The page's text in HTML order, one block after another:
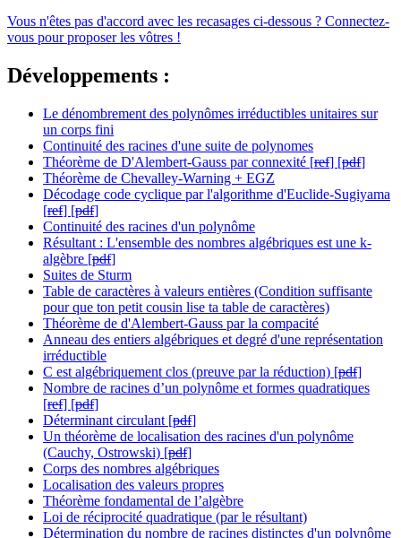
Vous n'êtes pas d'accord avec les recasages ci-dessous ? Connectez-
vous pour proposer les vôtres !
Développements :
Le dénombrement des polynômes irréductibles unitaires sur
un corps fini
Continuité des racines d'une suite de polynomes
Théorème de D'Alembert-Gauss par connexité [ref] [pdf]
Théorème de Chevalley-Warning + EGZ
Décodage code cyclique par l'algorithme d'Euclide-Sugiyama
[ref] [pdf]
Continuité des racines d'un polynôme
Résultant : L'ensemble des nombres algébriques est une k-
algèbre [pdf]
Suites de Sturm
Table de caractères à valeurs entières (Condition suffisante
pour que ton petit cousin lise ta table de caractères)
Théorème de d'Alembert-Gauss par la compacité
Anneau des entiers algébriques et degré d'une représentation
irréductible
C est algébriquement clos (preuve par la réduction) [pdf]
Nombre de racines d’un polynôme et formes quadratiques
[ref] [pdf]
Déterminant circulant [pdf]
Un théorème de localisation des racines d'un polynôme
(Cauchy, Ostrowski) [pdf]
Corps des nombres algébriques
Localisation des valeurs propres
Théorème fondamental de l’algèbre
Loi de réciprocité quadratique (par le résultant)
Détermination du nombre de racines distinctes d'un polynôme